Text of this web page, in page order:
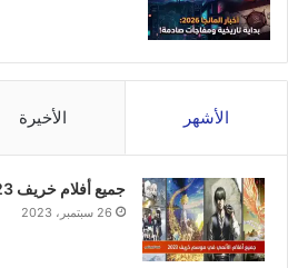
الأشهر الأخيرة
جميع أفلام خريف 2023 – قائمة كاملة
26 سبتمبر، 2023